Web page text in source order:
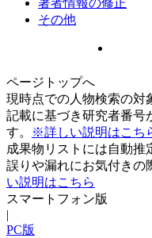
著者情報の修正
その他
ページトップへ
現時点での人物検索の対
記載に基づき研究者番号
す。
※詳しい説明はこち
成果物リストには自動推
誤りや漏れにお気付きの
い説明はこちら
スマートフォン版
|
PC版